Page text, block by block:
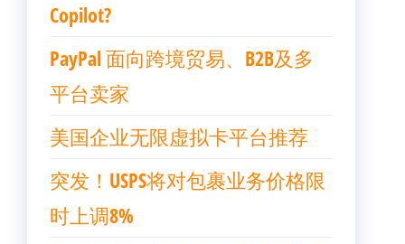
Copilot?
PayPal 面向跨境贸易、B2B及多
平台卖家
美国企业无限虚拟卡平台推荐
突发！USPS将对包裹业务价格限
时上调8%